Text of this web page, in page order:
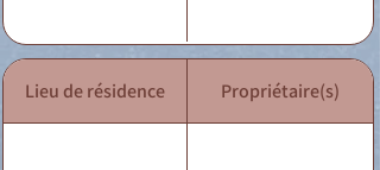
Lieu de résidence Propriétaire(s)